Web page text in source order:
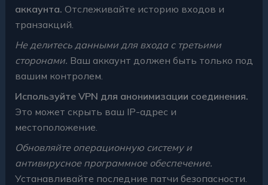
аккаунта. Отслеживайте историю входов и
транзакций.
Не делитесь данными для входа с третьими
сторонами. Ваш аккаунт должен быть только под
вашим контролем.
Используйте VPN для анонимизации соединения.
Это может скрыть ваш IP-адрес и
местоположение.
Обновляйте операционную систему и
антивирусное программное обеспечение.
Устанавливайте последние патчи безопасности.